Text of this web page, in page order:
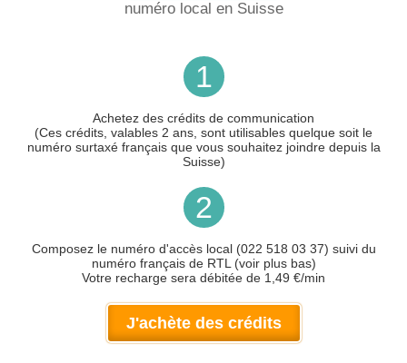
numéro local en Suisse
1
Achetez des crédits de communication
(Ces crédits, valables 2 ans, sont utilisables quelque soit le
numéro surtaxé français que vous souhaitez joindre depuis la
Suisse)
2
Composez le numéro d'accès local (022 518 03 37) suivi du
numéro français de RTL (voir plus bas)
Votre recharge sera débitée de 1,49 €/min
J'achète des crédits